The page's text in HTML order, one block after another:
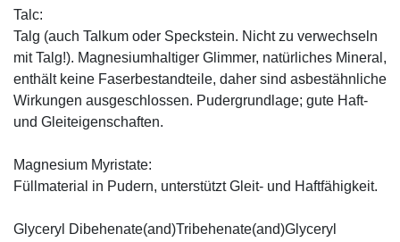
Talc:
Talg (auch Talkum oder Speckstein. Nicht zu verwechseln
mit Talg!). Magnesiumhaltiger Glimmer, natürliches Mineral,
enthält keine Faserbestandteile, daher sind asbestähnliche
Wirkungen ausgeschlossen. Pudergrundlage; gute Haft-
und Gleiteigenschaften.
Magnesium Myristate:
Füllmaterial in Pudern, unterstützt Gleit- und Haftfähigkeit.
Glyceryl Dibehenate(and)Tribehenate(and)Glyceryl